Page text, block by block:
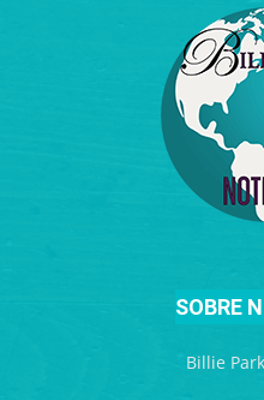
SOBRE
Billie